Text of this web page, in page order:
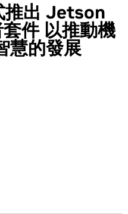
推出 Jetson
件 以推動機
慧的發展